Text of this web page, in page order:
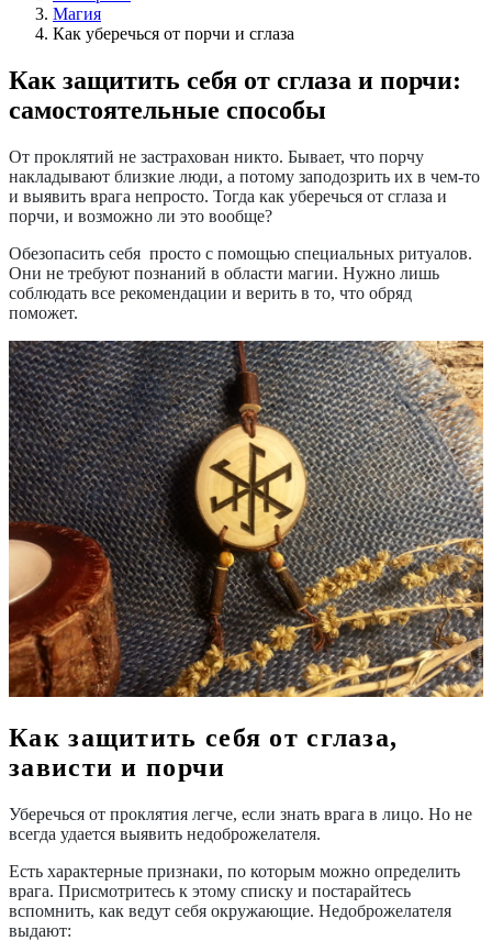
Магия
Как уберечься от порчи и сглаза
Как защитить себя от сглаза и порчи:
самостоятельные способы
От проклятий не застрахован никто. Бывает, что порчу
накладывают близкие люди, а потому заподозрить их в чем-то
и выявить врага непросто. Тогда как уберечься от сглаза и
порчи, и возможно ли это вообще?
Обезопасить себя просто с помощью специальных ритуалов.
Они не требуют познаний в области магии. Нужно лишь
соблюдать все рекомендации и верить в то, что обряд
поможет.
Как защитить себя от сглаза,
зависти и порчи
Уберечься от проклятия легче, если знать врага в лицо. Но не
всегда удается выявить недоброжелателя.
Есть характерные признаки, по которым можно определить
врага. Присмотритесь к этому списку и постарайтесь
вспомнить, как ведут себя окружающие. Недоброжелателя
выдают: